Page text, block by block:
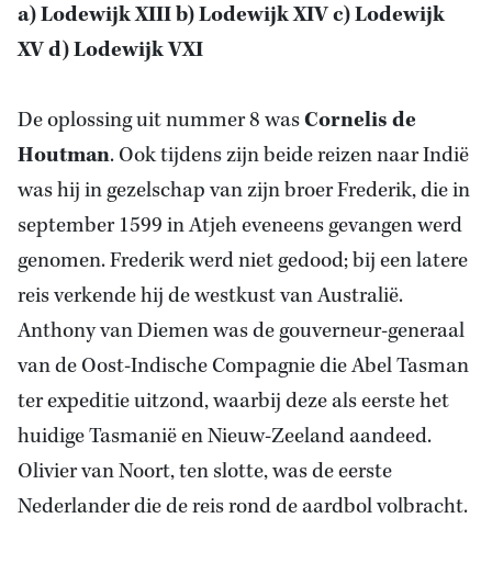
a) Lodewijk XIII b) Lodewijk XIV c) Lodewijk
XV d) Lodewijk VXI
De oplossing uit nummer 8 wasCornelis de
Houtman. Ook tijdens zijn beide reizen naar Indië
was hij in gezelschap van zijn broer Frederik, die in
september 1599 in Atjeh eveneens gevangen werd
genomen. Frederik werd niet gedood; bij een latere
reis verkende hij de westkust van Australië.
Anthony van Diemen was de gouverneur-generaal
van de Oost-Indische Compagnie die Abel Tasman
ter expeditie uitzond, waarbij deze als eerste het
huidige Tasmanië en Nieuw-Zeeland aandeed.
Olivier van Noort, ten slotte, was de eerste
Nederlander die de reis rond de aardbol volbracht.